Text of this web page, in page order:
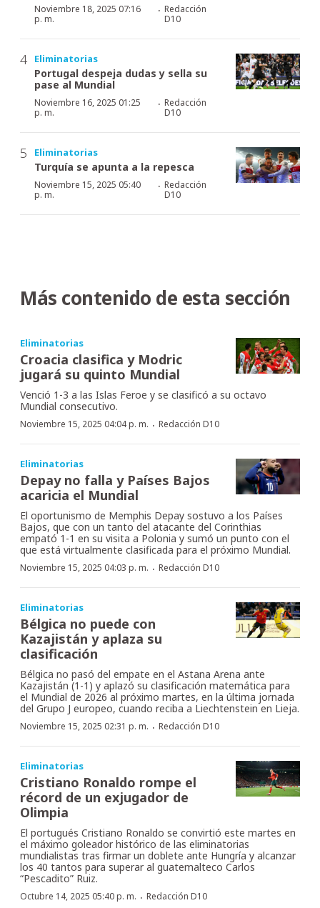
Noviembre 18, 2025 07:16
p. m.
·Redacción
D10
Eliminatorias
Portugal despeja dudas y sella su
pase al Mundial
Noviembre 16, 2025 01:25
p. m.
·Redacción
D10
Eliminatorias
Turquía se apunta a la repesca
Noviembre 15, 2025 05:40
p. m.
·Redacción
D10
Más contenido de esta sección
Eliminatorias
Croacia clasifica y Modric
jugará su quinto Mundial
Venció 1-3 a las Islas Feroe y se clasificó a su octavo
Mundial consecutivo.
Noviembre 15, 2025 04:04 p. m. · Redacción D10
Eliminatorias
Depay no falla y Países Bajos
acaricia el Mundial
El oportunismo de Memphis Depay sostuvo a los Países
Bajos, que con un tanto del atacante del Corinthias
empató 1-1 en su visita a Polonia y sumó un punto con el
que está virtualmente clasificada para el próximo Mundial.
Noviembre 15, 2025 04:03 p. m. · Redacción D10
Eliminatorias
Bélgica no puede con
Kazajistán y aplaza su
clasificación
Bélgica no pasó del empate en el Astana Arena ante
Kazajistán (1-1) y aplazó su clasificación matemática para
el Mundial de 2026 al próximo martes, en la última jornada
del Grupo J europeo, cuando reciba a Liechtenstein en Lieja.
Noviembre 15, 2025 02:31 p. m. · Redacción D10
Eliminatorias
Cristiano Ronaldo rompe el
récord de un exjugador de
Olimpia
El portugués Cristiano Ronaldo se convirtió este martes en
el máximo goleador histórico de las eliminatorias
mundialistas tras firmar un doblete ante Hungría y alcanzar
los 40 tantos para superar al guatemalteco Carlos
“Pescadito” Ruiz.
Octubre 14, 2025 05:40 p. m. · Redacción D10